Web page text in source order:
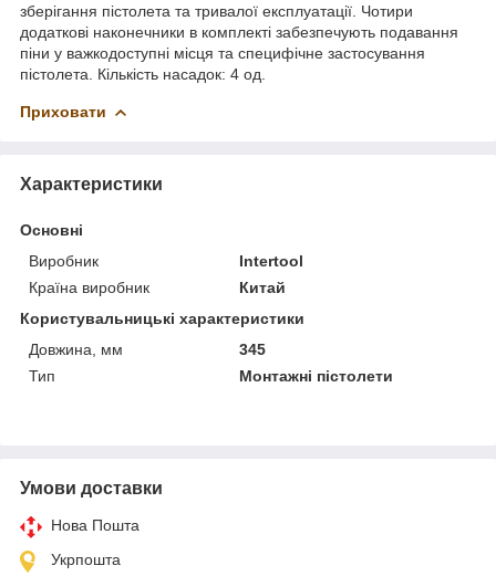
зберігання пістолета та тривалої експлуатації. Чотири
додаткові наконечники в комплекті забезпечують подавання
піни у важкодоступні місця та специфічне застосування
пістолета. Кількість насадок: 4 од.
Приховати
Характеристики
Основні
Виробник
Intertool
Країна виробник
Китай
Користувальницькі характеристики
Довжина, мм
345
Тип
Монтажні пістолети
Умови доставки
Нова Пошта
Укрпошта